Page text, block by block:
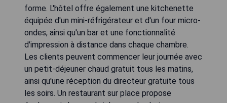
forme. L'hôtel offre également une kitchenette
équipée d'un mini-réfrigérateur et d'un four micro-
ondes, ainsi qu'un bar et une fonctionnalité
d'impression à distance dans chaque chambre.
Les clients peuvent commencer leur journée avec
un petit-déjeuner chaud gratuit tous les matins,
ainsi qu'une réception du directeur gratuite tous
les soirs. Un restaurant sur place propose